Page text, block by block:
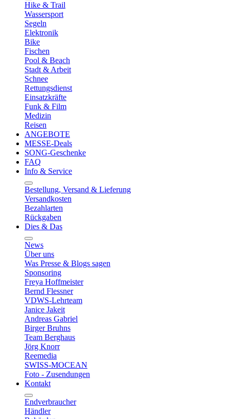
Hike & Trail
Wassersport
Segeln
Elektronik
Bike
Fischen
Pool & Beach
Stadt & Arbeit
Schnee
Rettungsdienst
Einsatzkräfte
Funk & Film
Medizin
Reisen
ANGEBOTE
MESSE-Deals
SONG-Geschenke
FAQ
Info & Service
Bestellung, Versand & Lieferung
Versandkosten
Bezahlarten
Rückgaben
Dies & Das
News
Über uns
Was Presse & Blogs sagen
Sponsoring
Freya Hoffmeister
Bernd Flessner
VDWS-Lehrteam
Janice Jakeit
Andreas Gabriel
Birger Bruhns
Team Berghaus
Jörg Knorr
Reemedia
SWISS-MOCEAN
Foto - Zusendungen
Kontakt
Endverbraucher
Händler